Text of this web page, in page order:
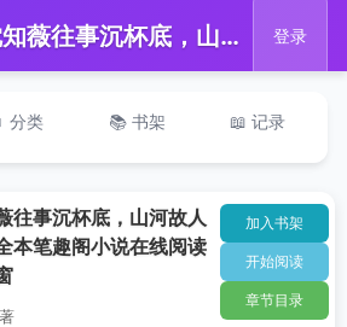
📖 陈然沈知薇往事沉杯底，山河故人归完整版全本笔趣阁小说在线阅读无广告弹窗 登录
分类 📚 书架 📖 记录
往事沉杯底，山河故人
本笔趣阁小说在线阅读
加入书架
开始阅读
章节目录